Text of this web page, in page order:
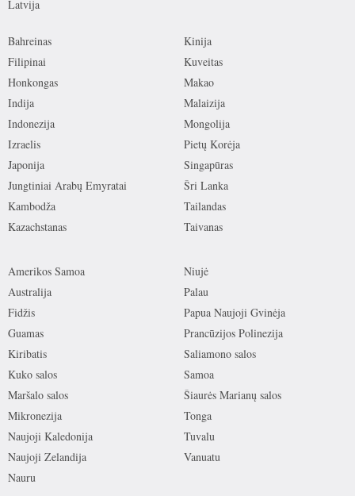
Latvija
Bahreinas
Filipinai
Honkongas
Indija
Indonezija
Izraelis
Japonija
Jungtiniai Arabų Emyratai
Kambodža
Kazachstanas
Kinija
Kuveitas
Makao
Malaizija
Mongolija
Pietų Korėja
Singapūras
Šri Lanka
Tailandas
Taivanas
Amerikos Samoa
Australija
Fidžis
Guamas
Kiribatis
Kuko salos
Maršalo salos
Mikronezija
Naujoji Kaledonija
Naujoji Zelandija
Nauru
Niujė
Palau
Papua Naujoji Gvinėja
Prancūzijos Polinezija
Saliamono salos
Samoa
Šiaurės Marianų salos
Tonga
Tuvalu
Vanuatu